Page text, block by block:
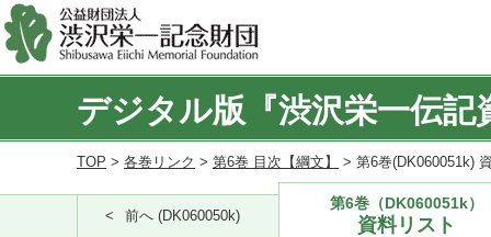
デジタル版『渋沢栄一伝記
TOP > 各巻リンク > 第6巻 目次【綱文】 > 第6巻(DK060051k)
前へ (DK060050k)
第6巻（DK060051k）
資料リスト